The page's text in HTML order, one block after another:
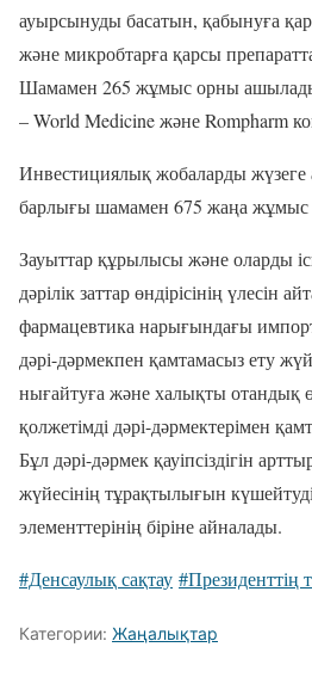
ауырсынуды басатын, қабынуға
және микробтарға қарсы
Шамамен 265 жұмыс орны
– World Medicine және Rompharm
Инвестициялық жобаларды жүзеге
барлығы шамамен 675 жаңа
Зауыттар құрылысы және оларды
дәрілік заттар өндірісінің үлесін
фармацевтика нарығындағы
дәрі-дәрмекпен қамтамасыз ету
нығайтуға және халықты отандық
қолжетімді дәрі-дәрмектерімен
Бұл дәрі-дәрмек қауіпсіздігін
жүйесінің тұрақтылығын
элементтерінің біріне айналады.
#Денсаулық сақтау #Президенттің
Категории: Жаңалықтар